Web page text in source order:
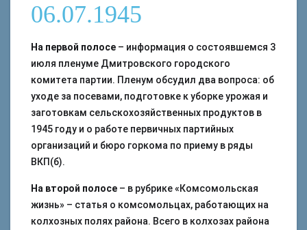
06.07.1945
На первой полосе – информация о состоявшемся 3
июля пленуме Дмитровского городского
комитета партии. Пленум обсудил два вопроса: об
уходе за посевами, подготовке к уборке урожая и
заготовкам сельскохозяйственных продуктов в
1945 году и о работе первичных партийных
организаций и бюро горкома по приему в ряды
ВКП(б).
На второй полосе – в рубрике «Комсомольская
жизнь» – статья о комсомольцах, работающих на
колхозных полях района. Всего в колхозах района